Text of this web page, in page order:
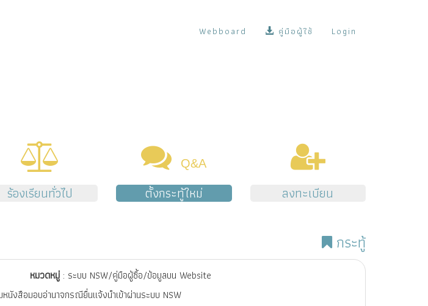
Webboard คู่มือผู้ใช้ Login
ร้องเรียนทั่วไป
Q&A
ตั้งกระทู้ใหม่ ลงทะเบียน
กระทู้
หมวดหมู่ : ระบบ NSW/คู่มือผู้ซื้อ/ข้อมูลบน Website
นังสือมอบอ่านาจกรณียื่นแจ้งนำเข้าผ่านระบบ NSW